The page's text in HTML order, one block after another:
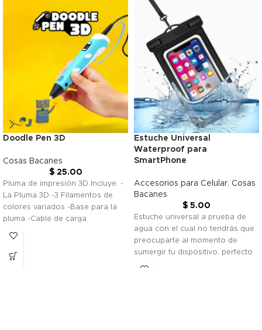
Doodle Pen 3D
Cosas Bacanes
$25.00
Pluma de impresión 3D Incluye: -
La Pluma 3D -3 Filamentos de
colores variados -Base para la
pluma -Cable de carga
Estuche Universal
Waterproof para
SmartPhone
Accesorios para Celular, Cosas
Bacanes
$ 5.00
Estuche universal a prueba de
agua con el cual no tendrás que
preocuparte al momento de
sumergir tu dispositivo, perfecto